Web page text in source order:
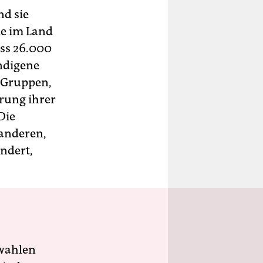
sie
im Land
26.000
ihrer